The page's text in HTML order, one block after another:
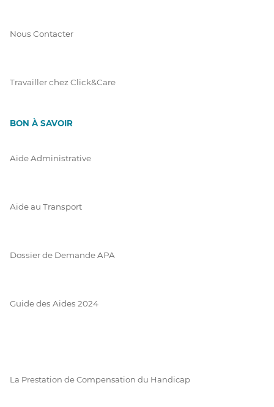
Nous Contacter
Travailler chez Click&Care
BON À SAVOIR
Aide Administrative
Aide au Transport
Dossier de Demande APA
Guide des Aides 2024
La Prestation de Compensation du Handicap